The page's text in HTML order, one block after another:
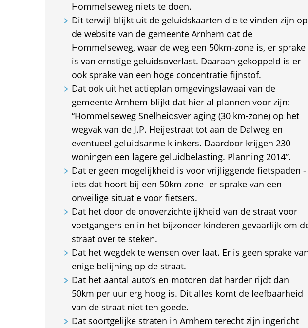
Hommelseweg niets te doen.
Dit terwijl blijkt uit de geluidskaarten die te vinden zijn op
de website van de gemeente Arnhem dat de
Hommelseweg, waar de weg een 50km-zone is, er sprake
is van ernstige geluidsoverlast. Daaraan gekoppeld is er
ook sprake van een hoge concentratie fijnstof.
Dat ook uit het actieplan omgevingslawaai van de
gemeente Arnhem blijkt dat hier al plannen voor zijn:
“Hommelseweg Snelheidsverlaging (30 km-zone) op het
wegvak van de J.P. Heijestraat tot aan de Dalweg en
eventueel geluidsarme klinkers. Daardoor krijgen 230
woningen een lagere geluidbelasting. Planning 2014”.
Dat er geen mogelijkheid is voor vrijliggende fietspaden -
iets dat hoort bij een 50km zone- er sprake van een
onveilige situatie voor fietsers.
Dat het door de onoverzichtelijkheid van de straat voor
voetgangers en in het bijzonder kinderen gevaarlijk om
straat over te steken.
Dat het wegdek te wensen over laat. Er is geen sprake van
enige belijning op de straat.
Dat het aantal auto’s en motoren dat harder rijdt dan
50km per uur erg hoog is. Dit alles komt de leefbaarheid
van de straat niet ten goede.
Dat soortgelijke straten in Arnhem terecht zijn ingericht